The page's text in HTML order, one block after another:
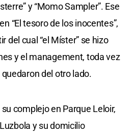
y “Momo Sampler”. Ese
“El tesoro de los inocentes”,
del cual “el Míster” se hizo
y el management, toda vez
del otro lado.
complejo en Parque Leloir,
y su domicilio